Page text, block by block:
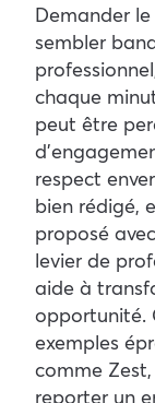
Demander
sembler
chaque
peut être
respect
bien rédigé,
proposé
levier de
aide à
opportunité.
exemples
comme Zest
reporter un